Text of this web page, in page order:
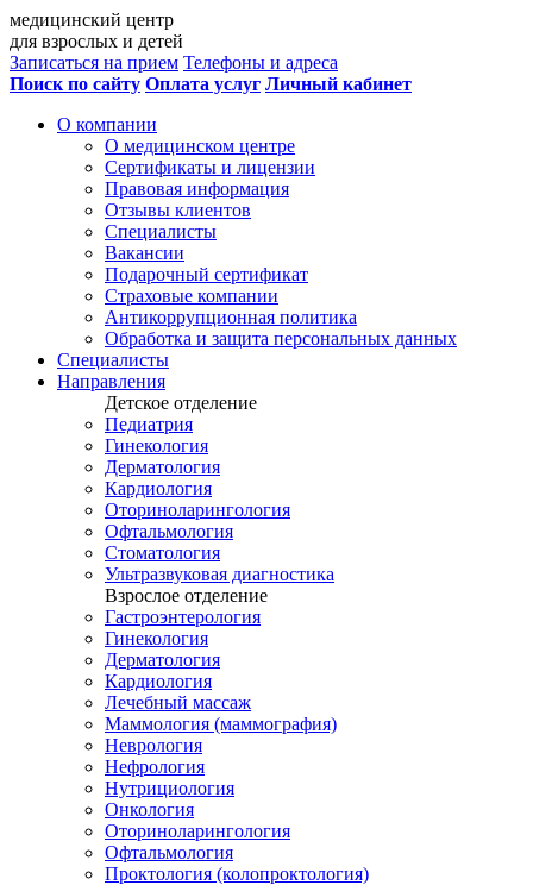
медицинский центр
для взрослых и детей
Записаться на прием Телефоны и адреса
Поиск по сайту Оплата услуг Личный кабинет
О компании
О медицинском центре
Сертификаты и лицензии
Правовая информация
Отзывы клиентов
Специалисты
Вакансии
Подарочный сертификат
Страховые компании
Антикоррупционная политика
Обработка и защита персональных данных
Специалисты
Направления
Детское отделение
Педиатрия
Гинекология
Дерматология
Кардиология
Оториноларингология
Офтальмология
Стоматология
Ультразвуковая диагностика
Взрослое отделение
Гастроэнтерология
Гинекология
Дерматология
Кардиология
Лечебный массаж
Маммология (маммография)
Неврология
Нефрология
Нутрициология
Онкология
Оториноларингология
Офтальмология
Проктология (колопроктология)